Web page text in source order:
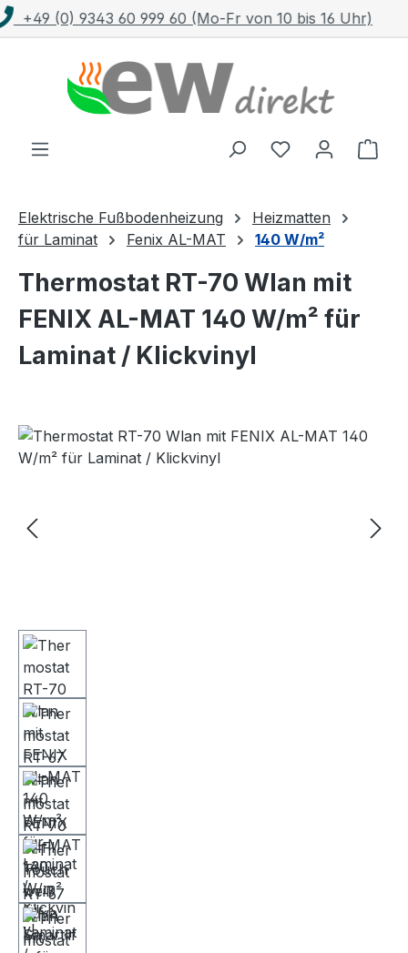
Zum Hauptinhalt springenKostenloser Versand mit DHL ab 100 €
Elektrische Fußbodenheizung
Heizmatten
für Laminat
Fenix AL-MAT 140 W/m²
Thermostat RT-70 Wlan mit
FENIX AL-MAT 140 W/m² für
Laminat / Klickvinyl
Bildergalerie überspringen